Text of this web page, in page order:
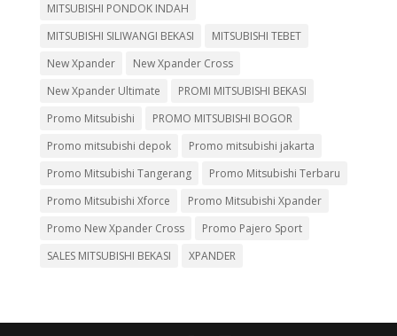
MITSUBISHI PONDOK INDAH
MITSUBISHI SILIWANGI BEKASI
MITSUBISHI TEBET
New Xpander
New Xpander Cross
New Xpander Ultimate
PROMI MITSUBISHI BEKASI
Promo Mitsubishi
PROMO MITSUBISHI BOGOR
Promo mitsubishi depok
Promo mitsubishi jakarta
Promo Mitsubishi Tangerang
Promo Mitsubishi Terbaru
Promo Mitsubishi Xforce
Promo Mitsubishi Xpander
Promo New Xpander Cross
Promo Pajero Sport
SALES MITSUBISHI BEKASI
XPANDER